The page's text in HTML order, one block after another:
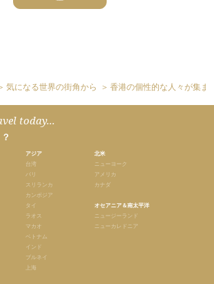
気になる世界の街角から 香港の個性的な人々が集ま
today...
アジア
台湾
バリ
スリランカ
カンボジア
タイ
ラオス
マカオ
ベトナム
インド
ブルネイ
上海
北米
ニューヨーク
アメリカ
カナダ
オセアニア＆南太平洋
ニュージーランド
ニューカレドニア